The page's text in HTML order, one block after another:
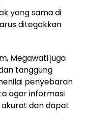
yang sama di
ditegakkan
Megawati juga
tanggung
penyebaran
agar informasi
dan dapat